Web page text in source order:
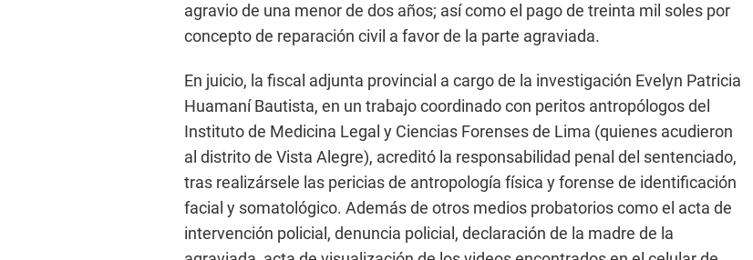
agravio de una menor de dos años; así como el pago de treinta mil soles por
concepto de reparación civil a favor de la parte agraviada.
En juicio, la fiscal adjunta provincial a cargo de la investigación Evelyn Patricia
Huamaní Bautista, en un trabajo coordinado con peritos antropólogos del
Instituto de Medicina Legal y Ciencias Forenses de Lima (quienes acudieron
al distrito de Vista Alegre), acreditó la responsabilidad penal del sentenciado,
tras realizársele las pericias de antropología física y forense de identificación
facial y somatológico. Además de otros medios probatorios como el acta de
intervención policial, denuncia policial, declaración de la madre de la